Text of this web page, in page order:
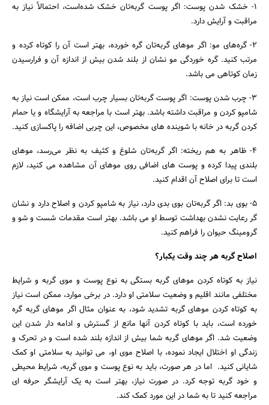
1- خشک شدن پوست: اگر پوست گربه‌تان خشک شده‌است، احتمالاً نیاز به
مراقبت و آرایش دارد.
2- گره‌های مو: اگر موهای گربه‌تان گره خورده، بهتر است آن را کوتاه کرده و
مرتب کنید. گره خوردگی مو نشان از بلند شدن بیش از اندازه آن و فرارسیدن
زمان کوتاهی می باشد.
3- چرب شدن پوست: اگر پوست گربه‌تان بسیار چرب است، ممکن است نیاز به
شامپو کردن و مراقبت داشته باشد. بهتر است با مراجعه به آرایشگاه و یا حمام
کردن گربه در خانه با شوینده های مخصوص، این چربی اضافه را پاکسازی کنید.
4- ظاهر به هم ریخته: اگر گربه‌تان شلوغ و کثیف به نظر می‌رسد، موهای
بلندی پیدا کرده و پوست های اضافی روی موهای آن مشاهده می کنید، لازم
است تا برای اصلاح آن اقدام کنید.
5- بوی بد: اگر گربه‌تان بوی بدی دارد، نیاز به شامپو کردن و اصلاح دارد و نشان
گر رعایت نشدن بهداشت توسط او می باشد. بهتر است مقدمات شست و شو و
گرومینگ حیوان را فراهم کنید.
اصلاح گربه هر چند وقت یکبار؟
نیاز به کوتاه کردن موهای گربه بستگی به نوع پوست و موی گربه و شرایط
مختلفی مانند اقلیم و وضعیت سلامتی او دارد. در برخی موارد، ممکن است نیاز
به کوتاه کردن موهای گربه تشدید شود، به عنوان مثال اگر موهای گربه گره
خورده است، باید با کوتاه کردن آنها مانع از گسترش و ادامه دار شدن این
وضعیت شد. اگر موهای گربه شما بیش از اندازه بلند شده است و در تحرک و
زندگی او اختلال ایجاد نموده، با اصلاح موی او، می توانید به سلامتی او کمک
شایانی کنید. اما در هر صورت، باید به نوع پوست و موی گربه، شرایط محیطی
و خود گربه توجه کرد. در صورت نیاز، بهتر است به یک آرایشگر حرفه ای
مراجعه کنید تا به شما در این مورد کمک کند.